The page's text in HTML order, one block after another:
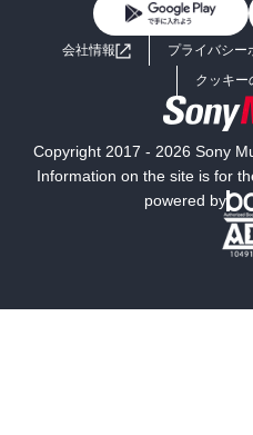
ライトノベル
ミステリー
よくあるご質問
会社情報 プライバシー
クッキー
Copyright 2017 - 2026 Sony
Information on the site is for
powered by